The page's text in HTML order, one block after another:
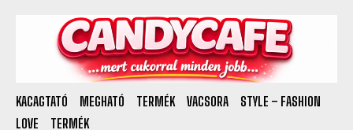
MEGHATÓ TERMÉK VACSORA
STYLE – FASHION
LOVE
TERMÉK